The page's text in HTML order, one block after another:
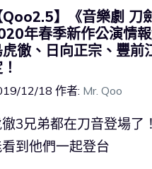
Qoo2.5】《音樂劇 刀
年春季新作公演情
虎徹、日向正宗、豐前
12/18 作者: Mr. Qoo
3兄弟都在刀音登場了
到他們一起登台